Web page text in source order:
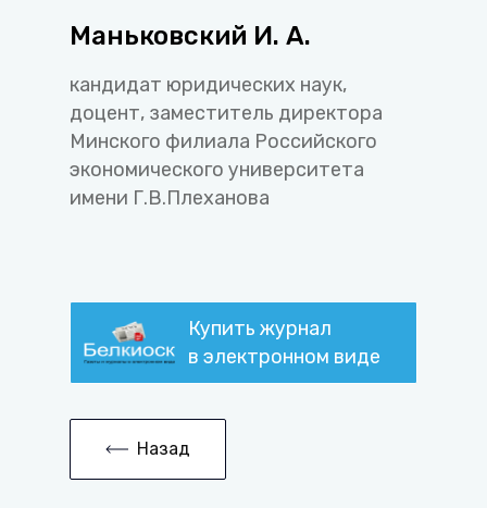
Маньковский И. А.
кандидат юридических наук,
доцент, заместитель директора
Минского филиала Российского
экономического университета
имени Г.В.Плеханова
Купить журнал
в электронном виде
Назад